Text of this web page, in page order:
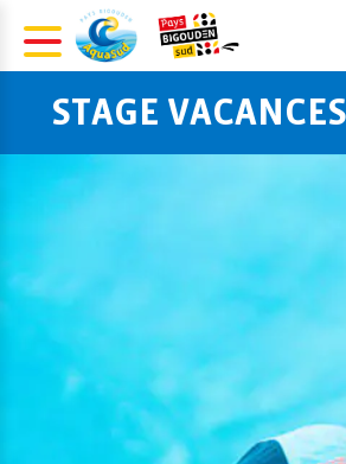
STAGE
Panneau de gestion des cookies